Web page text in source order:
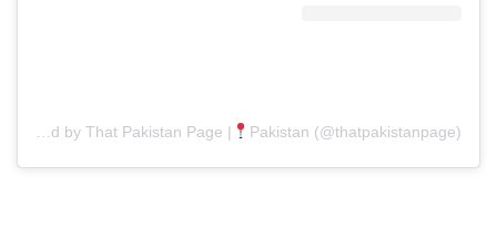
Pakistan (@thatpakistanpage)